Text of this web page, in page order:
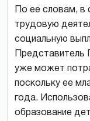
По ее словам, в
трудовую
социальную
уже может
поскольку ее
года.
образование